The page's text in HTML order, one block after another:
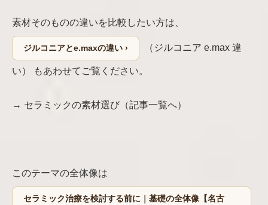
素材そのものの違いを比較したい方は、
ジルコニアとe.maxの違い › （ジルコニア e.max 違
い） もあわせてご覧ください。
→ セラミックの素材選び（記事一覧へ）
このテーマの全体像は
セラミック治療を検討する前に｜基礎の全体像【名古